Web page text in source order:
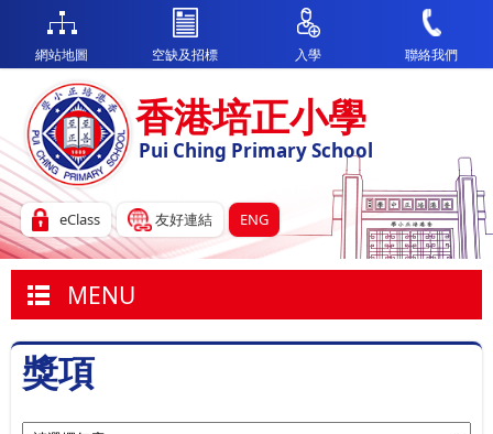
香港培正小學
Pui Ching Primary School
eClass 友好連結 ENG
網站地圖 空缺及招標 入學 聯絡我們
MENU
獎項